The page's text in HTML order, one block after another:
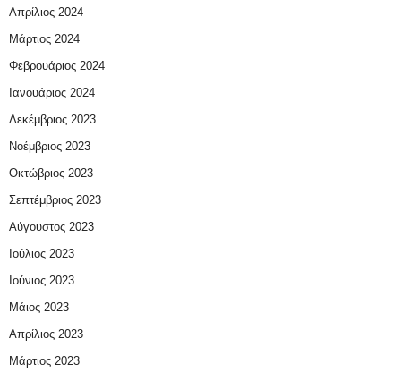
Απρίλιος 2024
Μάρτιος 2024
Φεβρουάριος 2024
Ιανουάριος 2024
Δεκέμβριος 2023
Νοέμβριος 2023
Οκτώβριος 2023
Σεπτέμβριος 2023
Αύγουστος 2023
Ιούλιος 2023
Ιούνιος 2023
Μάιος 2023
Απρίλιος 2023
Μάρτιος 2023